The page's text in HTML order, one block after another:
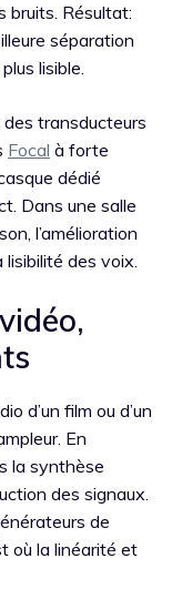
bruits. Résultat:
séparation
lisible.
transducteurs
Focal à forte
dédié
Dans une salle
l’amélioration
des voix.
d’un film ou d’un
En
la synthèse
des signaux.
de
où la linéarité et